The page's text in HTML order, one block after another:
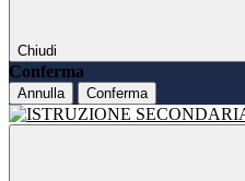
Chiudi
Conferma
Annulla Conferma